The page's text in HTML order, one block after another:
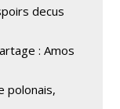
decus
: Amos
polonais,